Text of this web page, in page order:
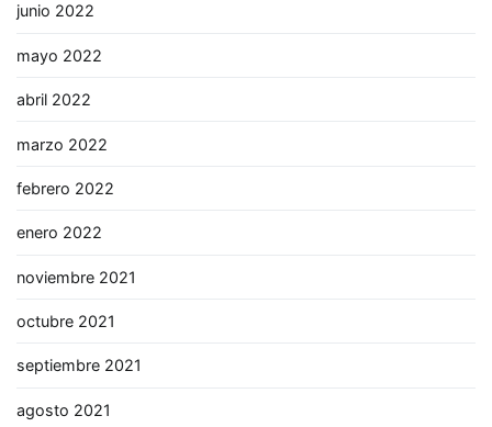
junio 2022
mayo 2022
abril 2022
marzo 2022
febrero 2022
enero 2022
noviembre 2021
octubre 2021
septiembre 2021
agosto 2021